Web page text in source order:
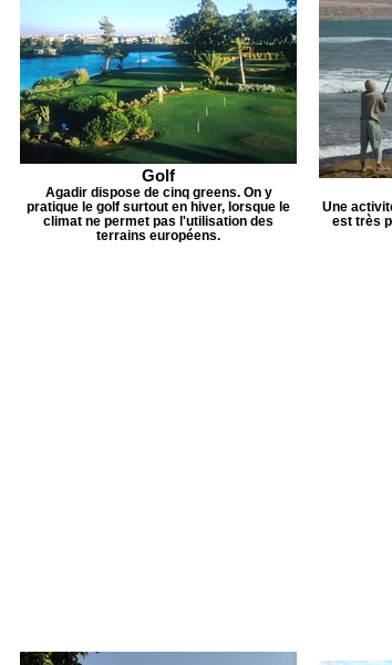
Golf
Agadir dispose de cinq greens. On y
pratique le golf surtout en hiver, lorsque le
climat ne permet pas l'utilisation des
terrains européens.
Une
est très